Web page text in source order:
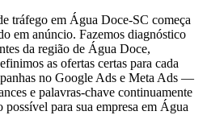
tráfego em Água Doce-SC começa
em anúncio. Fazemos diagnóstico
da região de Água Doce,
as ofertas certas para cada
no Google Ads e Meta Ads —
e palavras-chave continuamente
para sua empresa em Água